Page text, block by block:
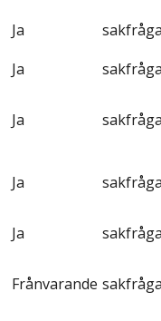
Ja
Ja
Ja
Ja
Ja
Frånvarande